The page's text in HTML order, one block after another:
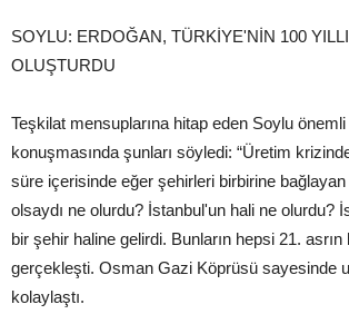
SOYLU: ERDOĞAN, TÜRKİYE'NİN 100
OLUŞTURDU
Teşkilat mensuplarına hitap eden Soylu
konuşmasında şunları söyledi: “Üretim
süre içerisinde eğer şehirleri birbirine bağlayan
olsaydı ne olurdu? İstanbul'un hali ne olurdu?
bir şehir haline gelirdi. Bunların hepsi 21. asrın
gerçekleşti. Osman Gazi Köprüsü sayesinde
kolaylaştı.